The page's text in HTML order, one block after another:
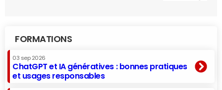
FORMATIONS
03 sep 2026
ChatGPT et IA génératives : bonnes pratiques
et usages responsables